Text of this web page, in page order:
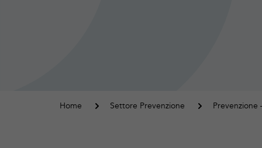
Home Settore Prevenzione Prevenzione